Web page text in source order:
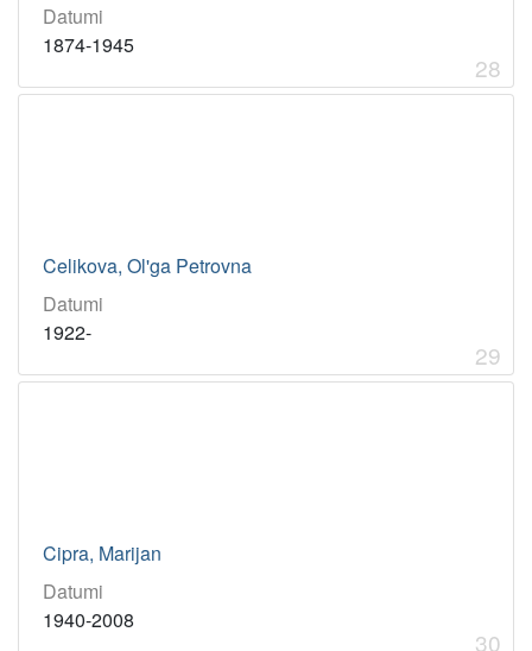
Datumi
1874-1945
28
Celikova, Ol'ga Petrovna
Datumi
1922-
29
Cipra, Marijan
Datumi
1940-2008
30